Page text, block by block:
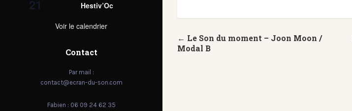
21 Hestiv’Oc
Voir le calendrier
Contact
Par mail :
contact@ecran-du-son.com
Fabien : 06 09 24 62 35
← Le Son du moment – Joon Moon /
Modal B